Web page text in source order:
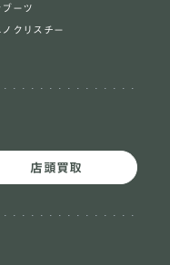
ブーツ
ノクリスチー
店頭買取